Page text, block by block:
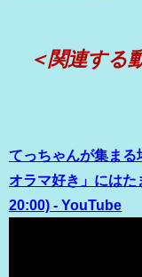
＜関連する
てっちゃんが集まる
オラマ好き」には
20:00) - YouTube